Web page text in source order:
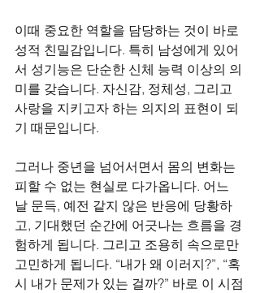
이때 중요한 역할을 담당하는 것이 바로
성적 친밀감입니다. 특히 남성에게 있어
서 성기능은 단순한 신체 능력 이상의 의
미를 갖습니다. 자신감, 정체성, 그리고
사랑을 지키고자 하는 의지의 표현이 되
기 때문입니다.
그러나 중년을 넘어서면서 몸의 변화는
피할 수 없는 현실로 다가옵니다. 어느
날 문득, 예전 같지 않은 반응에 당황하
고, 기대했던 순간에 어긋나는 흐름을 경
험하게 됩니다. 그리고 조용히 속으로만
고민하게 됩니다. “내가 왜 이러지?”, “혹
시 내가 문제가 있는 걸까?” 바로 이 시점